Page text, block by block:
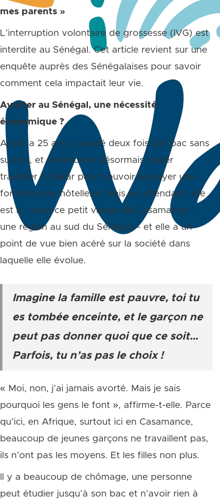
mes parents »
L’interruption volontaire de grossesse (IVG) est
interdite au Sénégal. Cet article revient sur une
enquête auprès des Sénégalaises pour savoir
comment cela impactait leur vie.
Avorter au Sénégal, une nécessité
économique ?
Amira a 25 ans, a passé deux fois son bac sans
succès, et ambitionne désormais d’aller
travailler à Dakar pour pouvoir se payer une
formation en hôtellerie. Mais en attendant, elle
est ici, dans ce petit village de Casamance –
une région au sud du Sénégal – et elle a un
point de vue bien acéré sur la société dans
laquelle elle évolue.
Imagine la famille est pauvre, toi tu
es tombée enceinte, et le garçon ne
peut pas donner quoi que ce soit…
Parfois, tu n’as pas le choix !
« Moi, non, j’ai jamais avorté. Mais je sais
pourquoi les gens le font », affirme-t-elle. Parce
qu’ici, en Afrique, surtout ici en Casamance,
beaucoup de jeunes garçons ne travaillent pas,
ils n’ont pas les moyens. Et les filles non plus.
Il y a beaucoup de chômage, une personne
peut étudier jusqu’à son bac et n’avoir rien à